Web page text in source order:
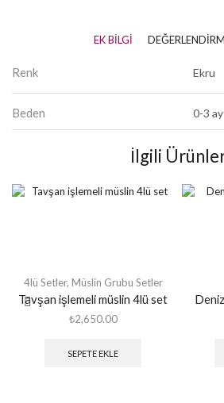
EK BILGI
Renk Ekru
Beden 0-3 ay
İlgili
4lü Setler, Müslin Grubu Setler
Tavşan işlemeli müslin 4lü set
₺2,650.00
SEPETE EKLE